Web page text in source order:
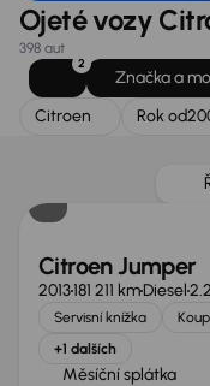
Ojeté vozy
398 aut
2
Značka a
Citroen
Rok od
Zlevněno o 50 000
Citroen Jumper
2013181 211 kmDiesel
Servisní knížka
+1 dalších
Měsíční splátka